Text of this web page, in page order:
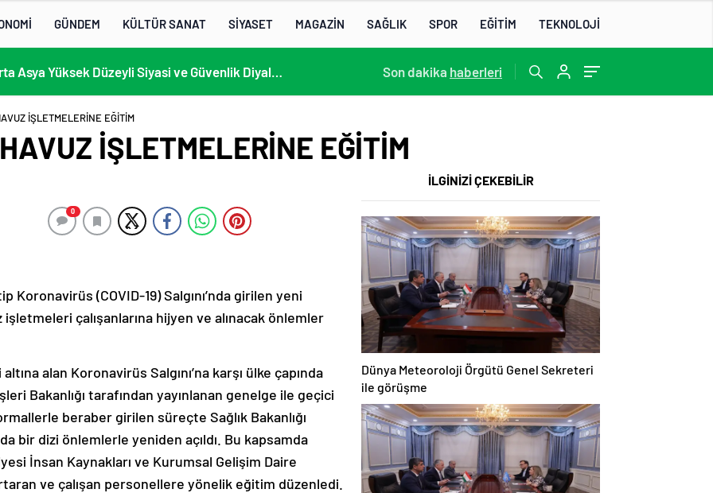
GÜNDEM KÜLTÜR SANAT SİYASET MAGAZİN SAĞLIK SPOR EĞİTİM TEKNOLOJİ
13. AB-Orta Asya Yüksek Düzeyli Siyasi ve Güvenlik Diyaloğuna Katılım 13:22 /
Son dakika haberleri
İŞLETMELERİNE EĞİTİM
İŞLETMELERİNE EĞİTİM
0
(COVID-19) Salgını’nda girilen yeni
çalışanlarına hijyen ve alınacak önlemler
alan Koronavirüs Salgını’na karşı ülke çapında
Bakanlığı tarafından yayınlanan genelge ile geçici
beraber girilen süreçte Sağlık Bakanlığı
bir dizi önlemlerle yeniden açıldı. Bu kapsamda
İnsan Kaynakları ve Kurumsal Gelişim Daire
ve çalışan personellere yönelik eğitim düzenledi.
İLGİNİZİ ÇEKEBİLİR
Dünya Meteoroloji Örgütü Genel Sekreteri
ile görüşme